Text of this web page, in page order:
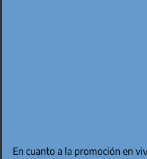
En cuanto a la promoción en